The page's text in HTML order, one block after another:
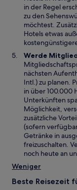
in der Regel
zu den
möchtest.
Hotels etwas
Werde
nächsten
Intl.) zu planen.
in über 100.000
Unterkünften
Möglichkeit,
zusätzliche
(sofern
Getränke in
freizuschalten.
noch heute an
Weniger
Beste Reisezeit